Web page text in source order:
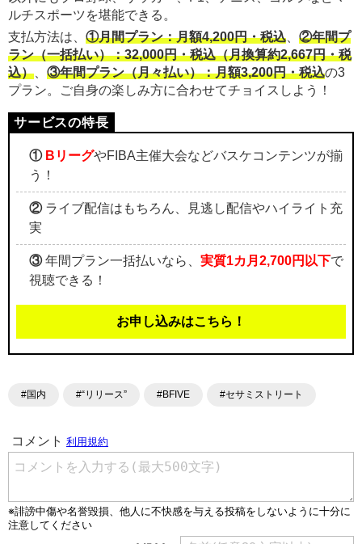
ルチスポーツを堪能できる。
支払方法は、 ①月間プラン：月額4,200円・税込、 ②年間プ
ラン（一括払い）：32,000円・税込（月換算約2,667円・税
込）、 ③年間プラン（月々払い）：月額3,200円・税込の3
プラン。ご自身の楽しみ方に合わせてチョイスしよう！
① BリーグやFIBA主催大会などバスケコンテンツが揃
う！
②ライブ配信はもちろん、見逃し配信やハイライト充
実
③年間プラン一括払いなら、 実質1カ月2,700円以下で
視聴できる！
お申し込みはこちら！
#国内 #“リリース” #BFIVE #セサミストリート